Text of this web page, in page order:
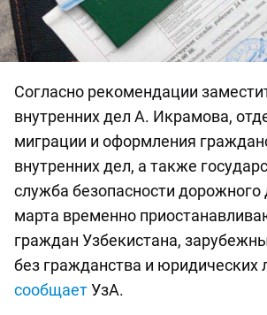
Согласно рекомендации
внутренних дел А. Икрамова,
миграции и оформления
внутренних дел, а также
служба безопасности
марта временно
граждан Узбекистана,
без гражданства и юридических
сообщаетУзА.